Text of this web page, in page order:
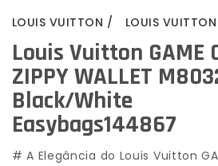
LOUIS VUITTON LOUIS VUITTON
Louis Vuitton GAME
ZIPPY WALLET
Black/White
Easybags144867
# A Elegância do Louis Vuitton